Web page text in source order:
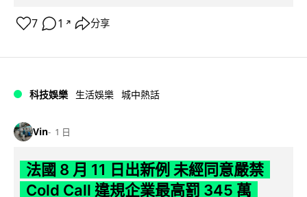
7 1 ↗ 分享
科技娛樂 生活娛樂 城中熱話
Vin 1 日
法國 8 月 11 日出新例 未經同意嚴禁
Cold Call 違規企業最高罰 345 萬